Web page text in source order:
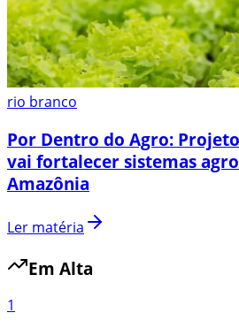
rio branco
Por Dentro do Agro:
vai fortalecer sistemas
Amazônia
Ler matéria
Em Alta
1